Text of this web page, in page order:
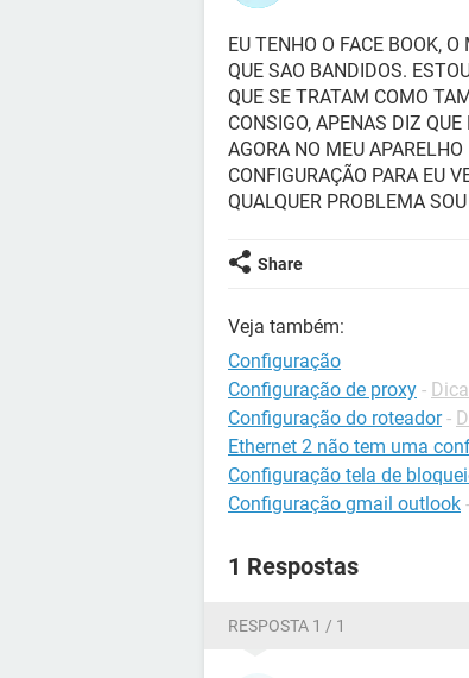
EU TENHO O FACE BOOK,
QUE SAO BANDIDOS.
QUE SE TRATAM COMO
CONSIGO, APENAS DIZ
AGORA NO MEU
CONFIGURAÇÃO PARA EU
QUALQUER PROBLEMA
Share
Veja também:
Configuração
Configuração de proxy -
Configuração do roteador -
Ethernet 2 não tem uma
Configuração tela de
Configuração gmail outlook -
1 Respostas
RESPOSTA 1 / 1